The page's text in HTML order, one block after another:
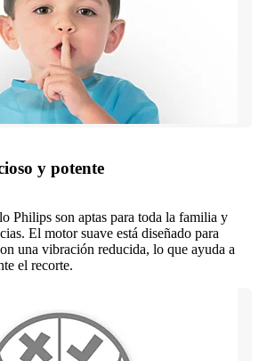
y potente
Philips son aptas para toda la familia y
El motor suave está diseñado para
una vibración reducida, lo que ayuda a
el recorte.